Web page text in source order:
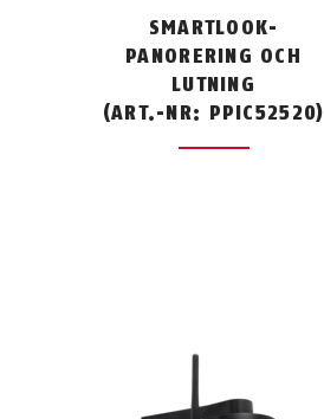
SMARTLOOK-
PANORERING OCH
LUTNING
(ART.-NR: PPIC52520)